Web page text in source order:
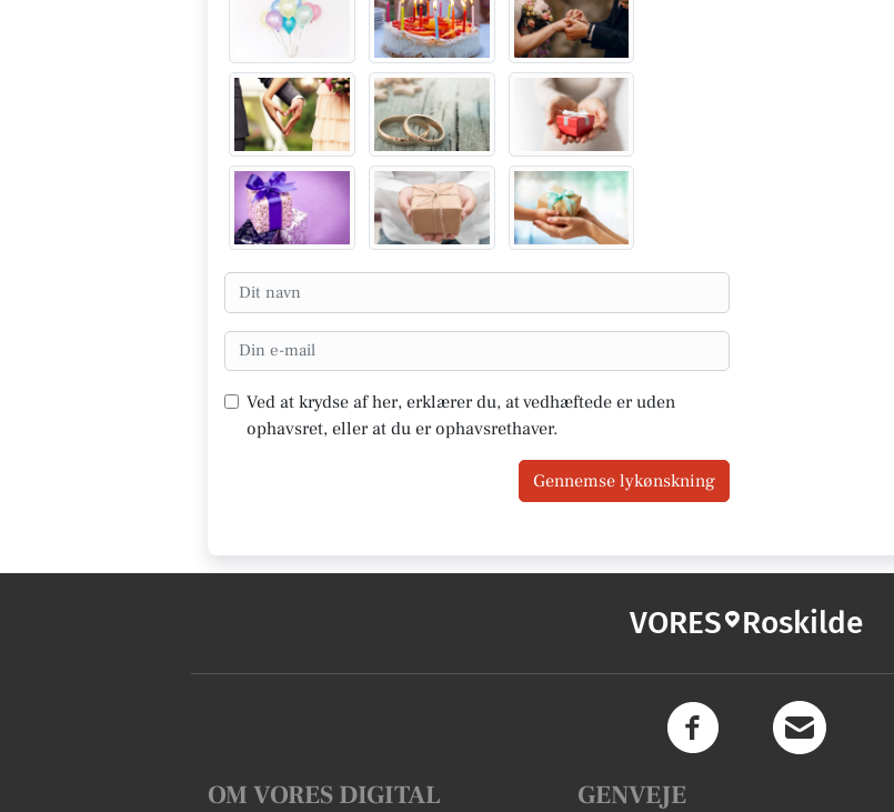
Ved at krydse af her, erklærer du, at vedhæftede er uden
ophavsret, eller at du er ophavsrethaver.
Gennemse lykønskning
VORES Roskilde
OM VORES DIGITAL GENVEJE